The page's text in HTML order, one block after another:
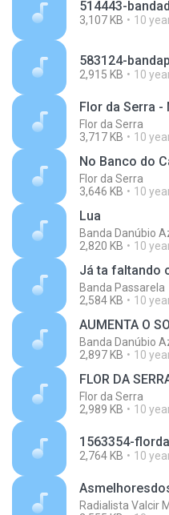
3,107 KB 10
583124-
2,915 KB 10
Flor da Serra -
Flor da Serra
3,717 KB
10
No Banco do
Flor da Serra
3,646 KB
10
Lua
Banda Danúbio
2,820 KB
10
Já ta faltando
Banda Passarela
2,584 KB
10
AUMENTA O
Banda Danúbio
2,897 KB
10
Flor da Serra
2,989 KB
10
2,764 KB 10
Radialista Valcir